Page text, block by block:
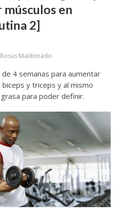
en
2]
Maldonado
4 semanas para aumentar
biceps y triceps y al mismo
para poder definir.